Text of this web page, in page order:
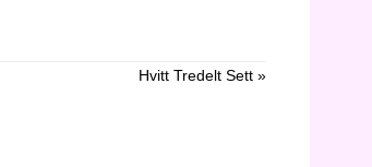
Hvitt Tredelt Sett »